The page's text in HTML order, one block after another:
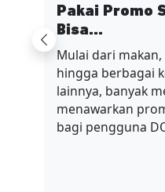
Previous
Pakai Promo
Bisa...
Mulai dari makan,
hingga berbagai
lainnya, banyak
menawarkan
bagi pengguna